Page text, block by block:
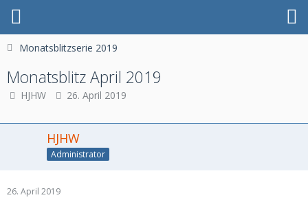
Monatsblitzserie 2019
Monatsblitz April 2019
HJHW 26. April 2019
HJHW
Administrator
26. April 2019